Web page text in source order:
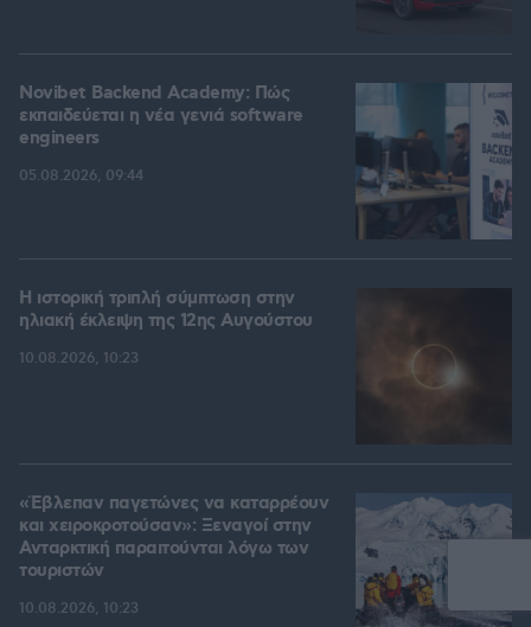
Novibet Backend Academy: Πώς
εκπαιδεύεται η νέα γενιά software
engineers
05.08.2026, 09:44
Η ιστορική τριπλή σύμπτωση στην
ηλιακή έκλειψη της 12ης Αυγούστου
10.08.2026, 10:23
«Έβλεπαν παγετώνες να καταρρέουν
και χειροκροτούσαν»: Ξεναγοί στην
Ανταρκτική παραιτούνται λόγω των
τουριστών
10.08.2026, 10:23